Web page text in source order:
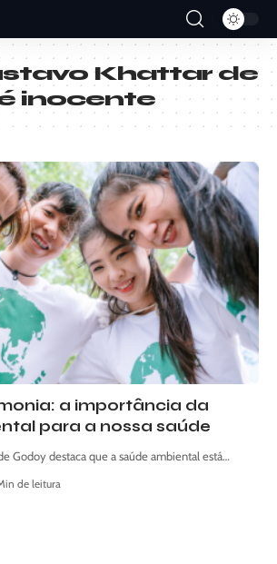
Khattar de
inocente
a importância da
para a nossa saúde
Godoy destaca que a saúde ambiental está…
de leitura